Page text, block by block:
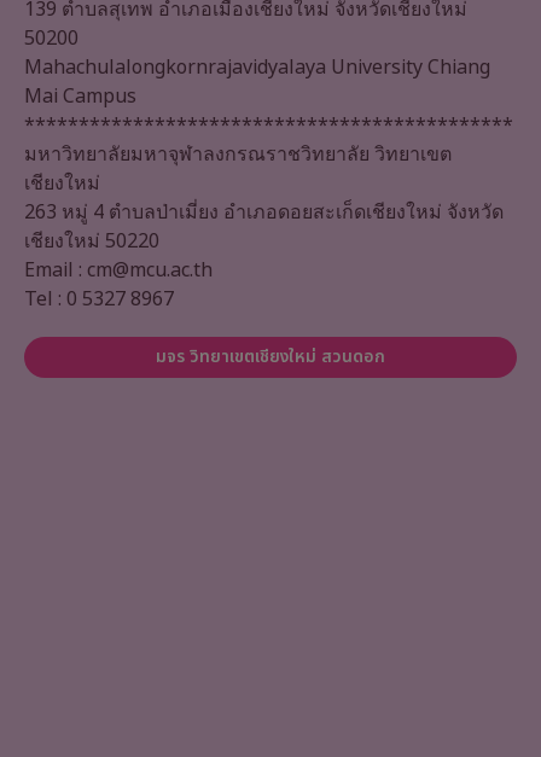
139 ตำบลสุเทพ อำเภอเมืองเชียงใหม่ จังหวัดเชียงใหม่
50200
Mahachulalongkornrajavidyalaya University Chiang
Mai Campus
*********************************************
มหาวิทยาลัยมหาจุฬาลงกรณราชวิทยาลัย วิทยาเขต
เชียงใหม่
263 หมู่ 4 ตำบลป่าเมี่ยง อำเภอดอยสะเก็ดเชียงใหม่ จังหวัด
เชียงใหม่ 50220
Email : cm@mcu.ac.th
Tel : 0 5327 8967
มจร วิทยาเขตเชียงใหม่ สวนดอก